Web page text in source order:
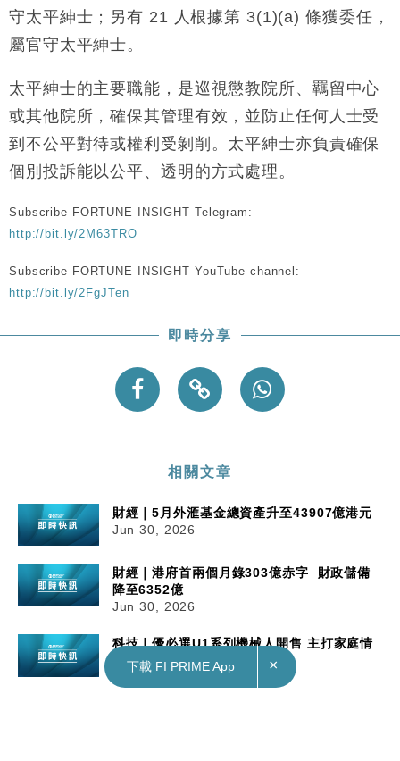
守太平紳士；另有 21 人根據第 3(1)(a) 條獲委任，
屬官守太平紳士。
太平紳士的主要職能，是巡視懲教院所、羈留中心
或其他院所，確保其管理有效，並防止任何人士受
到不公平對待或權利受剝削。太平紳士亦負責確保
個別投訴能以公平、透明的方式處理。
Subscribe FORTUNE INSIGHT Telegram:
http://bit.ly/2M63TRO
Subscribe FORTUNE INSIGHT YouTube channel:
http://bit.ly/2FgJTen
即時分享
相關文章
財經｜5月外滙基金總資產升至43907億港元
Jun 30, 2026
財經｜港府首兩個月錄303億赤字 財政儲備
降至6352億
Jun 30, 2026
科技｜優必選U1系列機械人開售 主打家庭情
感陪伴
Jun 30, 2026
下載 FI PRIME App ×